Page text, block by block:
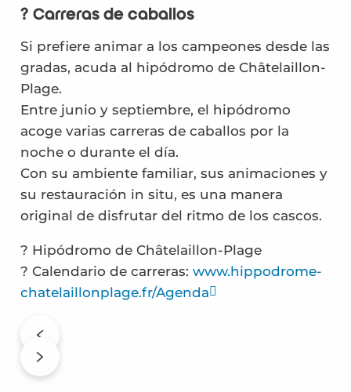
? Carreras de caballos
Si prefiere animar a los campeones desde las
gradas, acuda al hipódromo de Châtelaillon-
Plage.
Entre junio y septiembre, el hipódromo
acoge varias carreras de caballos por la
noche o durante el día.
Con su ambiente familiar, sus animaciones y
su restauración in situ, es una manera
original de disfrutar del ritmo de los cascos.
? Hipódromo de Châtelaillon-Plage
? Calendario de carreras: www.hippodrome-
chatelaillonplage.fr/Agenda